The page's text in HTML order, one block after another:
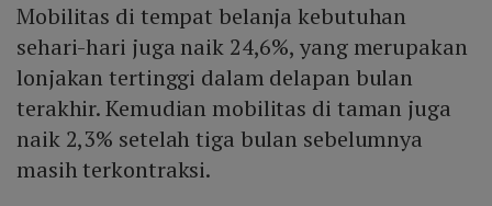
Mobilitas di tempat belanja kebutuhan
sehari-hari juga naik 24,6%, yang merupakan
lonjakan tertinggi dalam delapan bulan
terakhir. Kemudian mobilitas di taman juga
naik 2,3% setelah tiga bulan sebelumnya
masih terkontraksi.